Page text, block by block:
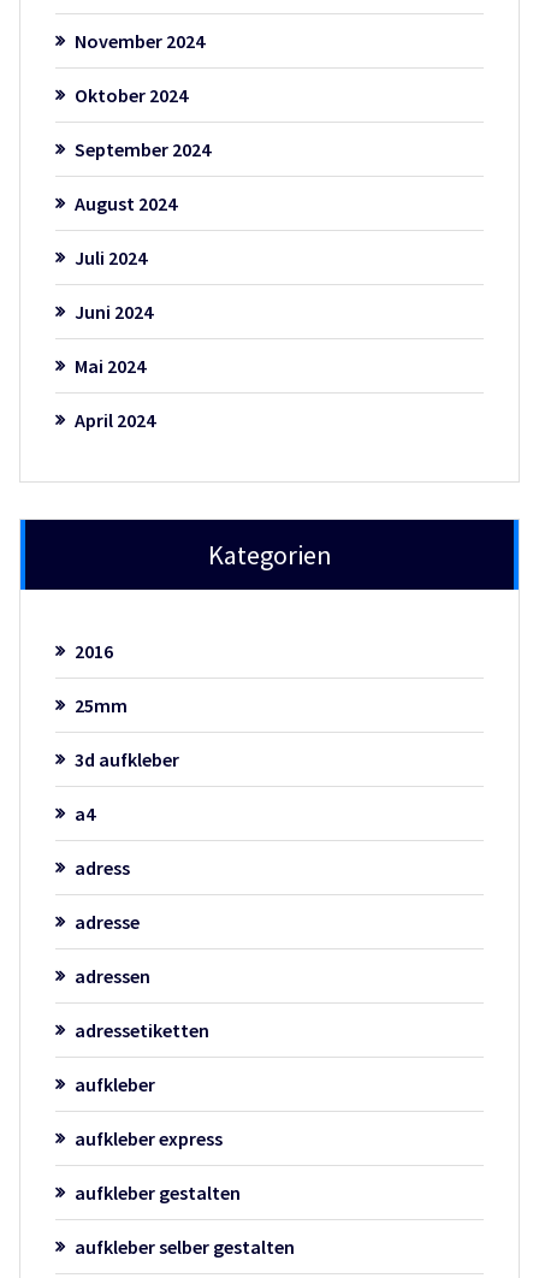
November 2024
Oktober 2024
September 2024
August 2024
Juli 2024
Juni 2024
Mai 2024
April 2024
Kategorien
2016
25mm
3d aufkleber
a4
adress
adresse
adressen
adressetiketten
aufkleber
aufkleber express
aufkleber gestalten
aufkleber selber gestalten